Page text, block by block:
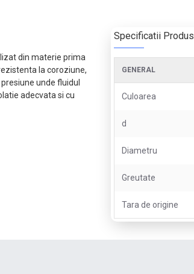
din materie prima
la coroziune,
unde fluidul
adecvata si cu
Specificatii Produs
GENERAL
Culoarea
d
Diametru
Greutate
Tara de origine